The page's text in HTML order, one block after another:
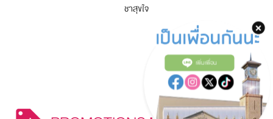
เพิ่มเพื่อน
ชาสุขใจ